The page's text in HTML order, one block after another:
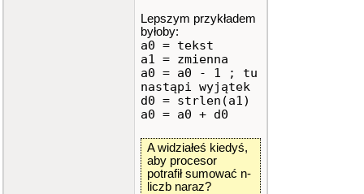
Lepszym przykładem
byłoby:
a0 = tekst
a1 = zmienna
a0 = a0 - 1 ; tu
nastąpi wyjątek
d0 = strlen(a1)
a0 = a0 + d0
A widziałeś kiedyś,
aby procesor
potrafił sumować n-
liczb naraz?